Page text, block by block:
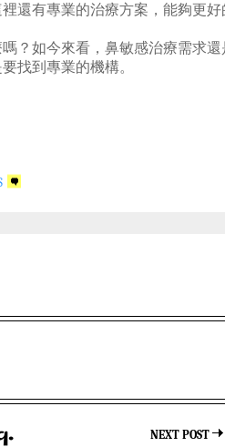
還有專業的治療方案，能夠更好
如今來看，鼻敏感治療需求還
找到專業的機構。
NEXT POST